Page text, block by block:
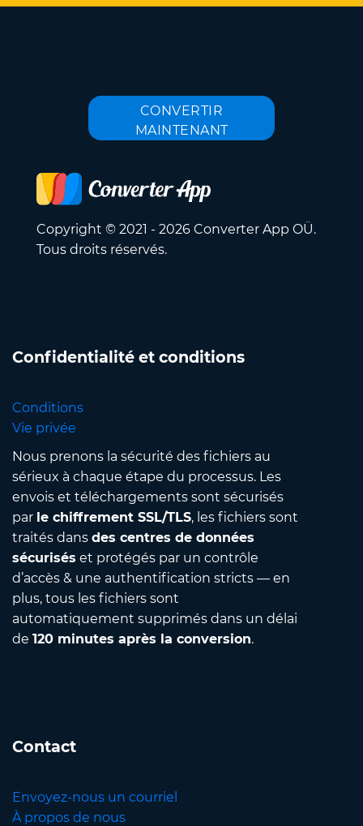
CONVERTIR
MAINTENANT
Copyright © 2021 - 2026 Converter App OÜ.
Tous droits réservés.
Confidentialité et conditions
Conditions
Vie privée
Nous prenons la sécurité des fichiers au
sérieux à chaque étape du processus. Les
envois et téléchargements sont sécurisés
par le chiffrement SSL/TLS, les fichiers sont
traités dans des centres de données
sécurisés et protégés par un contrôle
d’accès & une authentification stricts — en
plus, tous les fichiers sont
automatiquement supprimés dans un délai
de 120 minutes après la conversion.
Contact
Envoyez-nous un courriel
À propos de nous